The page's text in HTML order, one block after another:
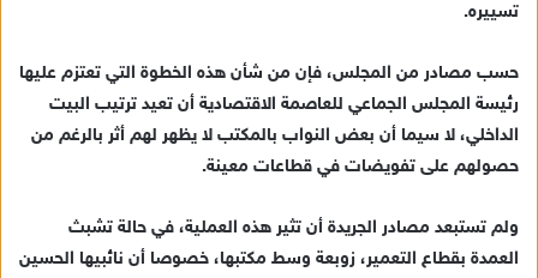
تسييره.
حسب مصادر من المجلس، فإن من شأن هذه الخطوة التي تعتزم عليها
رئيسة المجلس الجماعي للعاصمة الاقتصادية أن تعيد ترتيب البيت
الداخلي، لا سيما أن بعض النواب بالمكتب لا يظهر لهم أثر بالرغم من
حصولهم على تفويضات في قطاعات معينة.
ولم تستبعد مصادر الجريدة أن تثير هذه العملية، في حالة تشبث
العمدة بقطاع التعمير، زوبعة وسط مكتبها، خصوصا أن نائبيها الحسين